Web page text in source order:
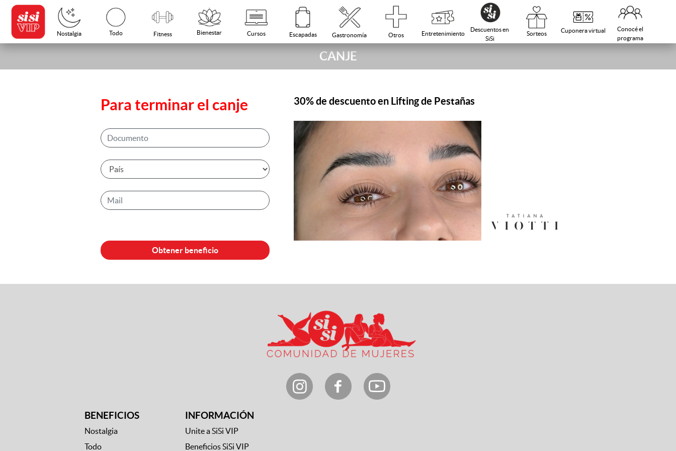
Nostalgia Todo Fitness Bienestar Cursos Escapadas Gastronomía Otros Entretenimiento
Descuentos en
SiSi
Sorteos Cuponera virtual
Conocé el
programa
CANJE
Para terminar el canje 30% de descuento en Lifting de Pestañas
BENEFICIOS
Nostalgia
Todo
INFORMACIÓN
Unite a SiSi VIP
Beneficios SiSi VIP